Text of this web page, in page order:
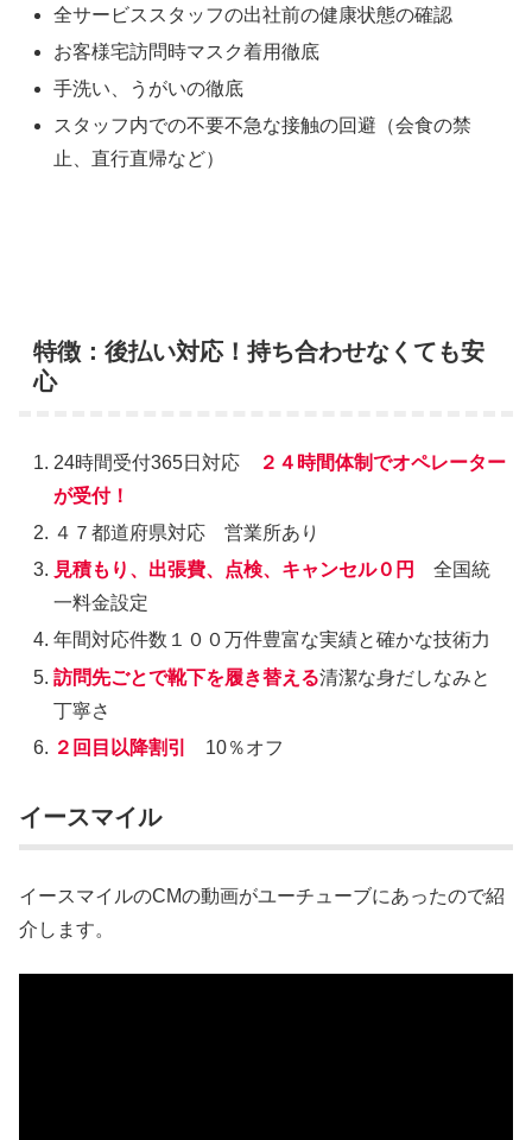
全サービススタッフの出社前の健康状態の確認
お客様宅訪問時マスク着用徹底
手洗い、うがいの徹底
スタッフ内での不要不急な接触の回避（会食の禁
止、直行直帰など）
特徴：後払い対応！持ち合わせなくても安
心
24時間受付365日対応
２４時間体制でオペレーター
が受付！
４７都道府県対応 営業所あり
見積もり、出張費、点検、キャンセル０円
全国統
一料金設定
年間対応件数１００万件豊富な実績と確かな技術力
訪問先ごとで靴下を履き替える清潔な身だしなみと
丁寧さ
２回目以降割引
10％オフ
イースマイル
イースマイルのCMの動画がユーチューブにあったので紹
介します。